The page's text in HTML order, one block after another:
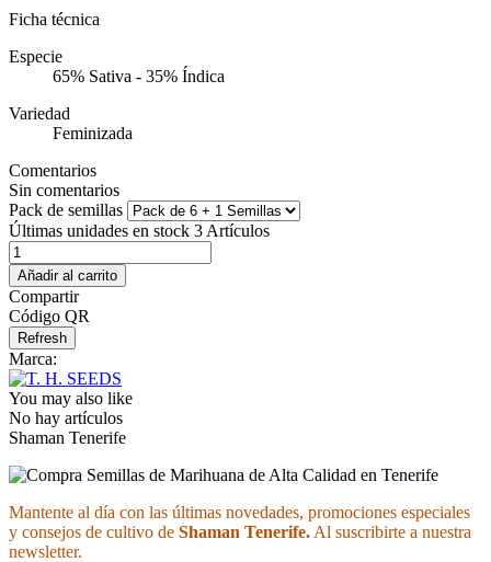
Ficha técnica
Especie
65% Sativa - 35% Índica
Variedad
Feminizada
Comentarios
Sin comentarios
Pack de semillas
Últimas unidades en stock 3 Artículos
Añadir al carrito
Compartir
Código QR
Marca:
You may also like
No hay artículos
Shaman Tenerife
Mantente al día con las últimas novedades, promociones especiales
y consejos de cultivo de Shaman Tenerife. Al suscribirte a nuestra
newsletter.